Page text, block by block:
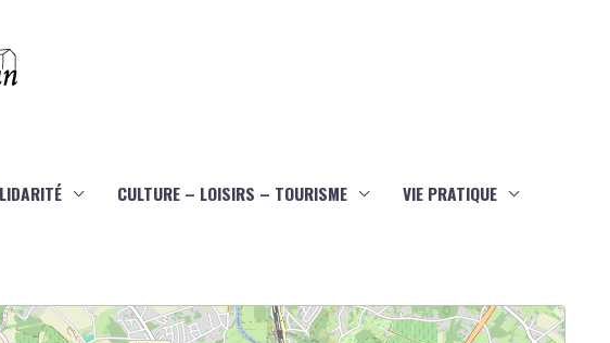
CULTURE – LOISIRS – TOURISME VIE PRATIQUE